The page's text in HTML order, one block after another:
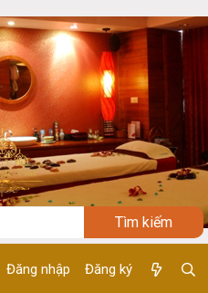
Đăng nhập Đăng ký